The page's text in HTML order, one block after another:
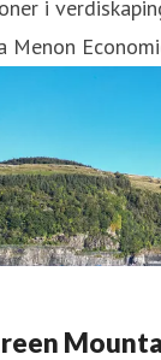
i
Menon